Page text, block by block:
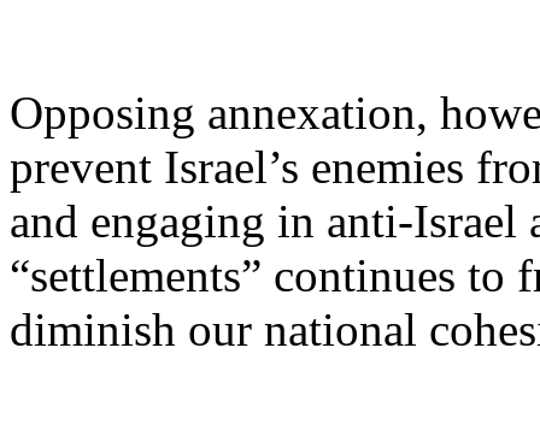
Opposing annexation,
prevent Israel’s enemies
and engaging in anti-Israel
“settlements” continues to
diminish our national